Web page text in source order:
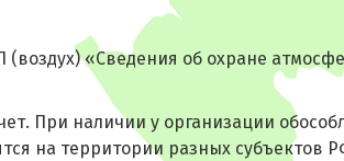
«Сведения об охране
При наличии у организации
на территории разных субъектов